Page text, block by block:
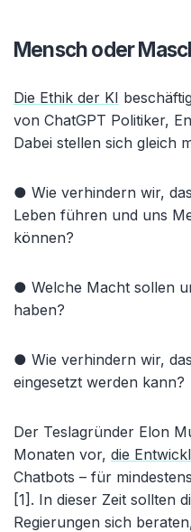
Mensch oder
Die Ethik der KI
von ChatGPT Politiker,
Dabei stellen sich gleich
● Wie verhindern wir,
Leben führen und uns
können?
● Welche Macht sollen
haben?
● Wie verhindern wir,
eingesetzt werden kann?
Der Teslagründer Elon
Monaten vor, die
Chatbots – für
[1]. In dieser Zeit sollten
Regierungen sich